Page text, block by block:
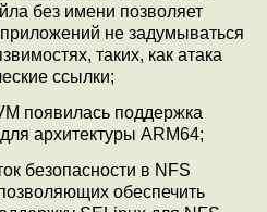
без имени позволяет
не задумываться
таких, как атака
ссылки;
появилась поддержка
архитектуры ARM64;
безопасности в NFS
обеспечить